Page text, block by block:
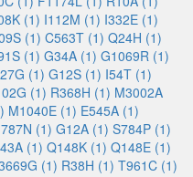
(1) I112M (1) I332E (1)
(1) C563T (1) Q24H (1)
(1) G34A (1) G1069R (1)
(1) G12S (1) I54T (1)
(1) R368H (1) M3002A
M1040E (1) E545A (1)
(1) G12A (1) S784P (1)
(1) Q148K (1) Q148E (1)
(1) R38H (1) T961C (1)